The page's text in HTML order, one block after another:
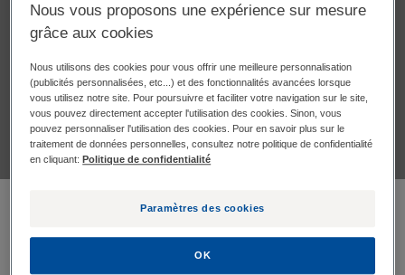
cheveux?
Mise à jour le15/01/2024, approuvé parnos experts médicaux
DUCRAY.
Nous vous proposons une expérience sur mesure
grâce aux cookies
Nous utilisons des cookies pour vous offrir une meilleure personnalisation
(publicités personnalisées, etc...) et des fonctionnalités avancées lorsque
vous utilisez notre site. Pour poursuivre et faciliter votre navigation sur le site,
vous pouvez directement accepter l'utilisation des cookies. Sinon, vous
pouvez personnaliser l'utilisation des cookies. Pour en savoir plus sur le
traitement de données personnelles, consultez notre politique de confidentialité
en cliquant:Politique de confidentialité
Paramètres des cookies
OK